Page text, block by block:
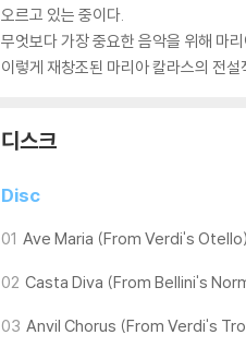
오르고 있는 중이다.
무엇보다 가장 중요한 음악을 위해 마
이렇게 재창조된 마리아 칼라스의 전
디스크
Disc
01 Ave Maria (From Verdi's
02 Casta Diva (From Bellini's
03 Anvil Chorus (From Verdi's